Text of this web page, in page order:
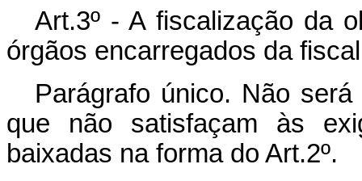
Art.3º - A fiscalização da
órgãos encarregados da
Parágrafo único. Não
que não satisfaçam às
baixadas na forma do Art.2º.